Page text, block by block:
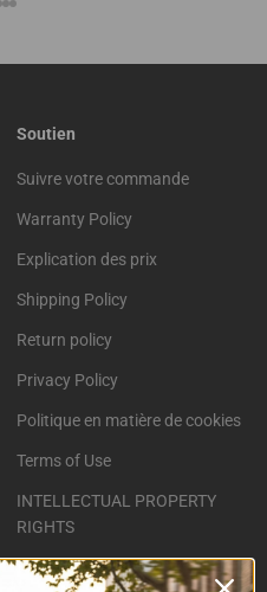
Soutien
Suivre votre commande
Warranty Policy
Explication des prix
Shipping Policy
Return policy
Privacy Policy
Politique en matière de cookies
Terms of Use
INTELLECTUAL PROPERTY
RIGHTS
Aperçu des paiements